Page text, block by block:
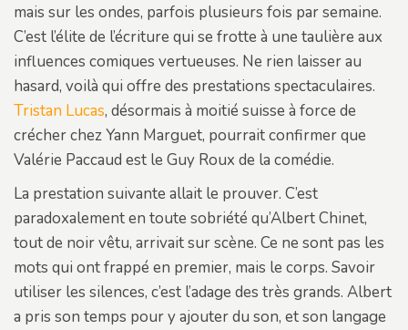
mais sur les ondes, parfois plusieurs fois par semaine.
C’est l’élite de l’écriture qui se frotte à une taulière aux
influences comiques vertueuses. Ne rien laisser au
hasard, voilà qui offre des prestations spectaculaires.
Tristan Lucas, désormais à moitié suisse à force de
crécher chez Yann Marguet, pourrait confirmer que
Valérie Paccaud est le Guy Roux de la comédie.
La prestation suivante allait le prouver. C’est
paradoxalement en toute sobriété qu’Albert Chinet,
tout de noir vêtu, arrivait sur scène. Ce ne sont pas les
mots qui ont frappé en premier, mais le corps. Savoir
utiliser les silences, c’est l’adage des très grands. Albert
a pris son temps pour y ajouter du son, et son langage